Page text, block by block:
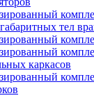
тел
каркасов